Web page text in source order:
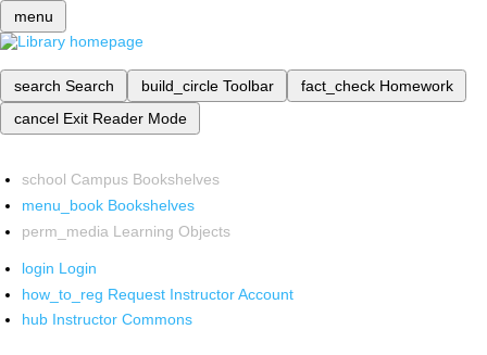
menu
search Search build_circle Toolbar fact_check Homework
cancel Exit Reader Mode
school Campus Bookshelves
menu_book Bookshelves
perm_media Learning Objects
login Login
how_to_reg Request Instructor Account
hub Instructor Commons